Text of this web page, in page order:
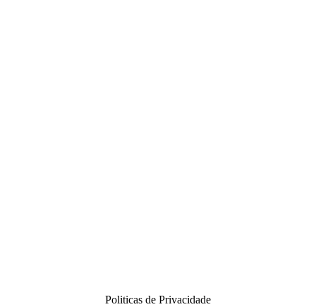
Politicas de Privacidade